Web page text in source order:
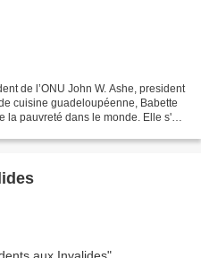
de l’ONU John W. Ashe, president
cuisine guadeloupéenne, Babette
pauvreté dans le monde. Elle s'est